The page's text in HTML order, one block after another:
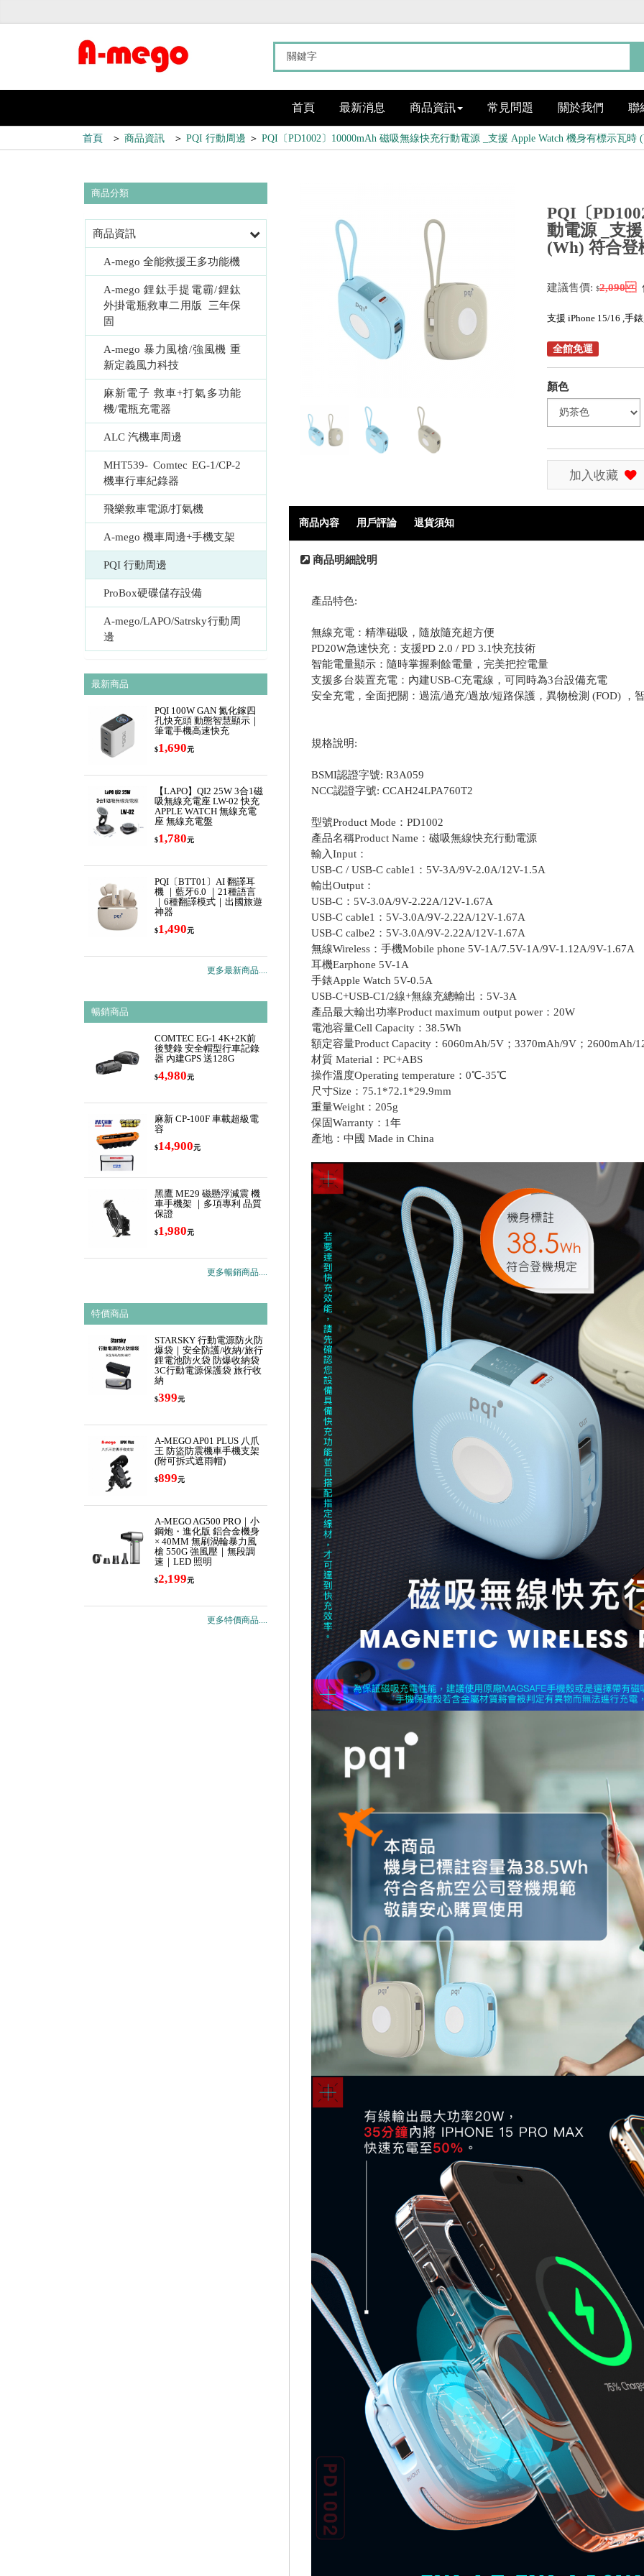
首頁 最新消息 商品資訊 常見問題 關於我們 聯
首頁 ＞ 商品資訊 ＞ PQI 行動周邊 ＞ PQI〔PD1002〕10000mAh 磁吸無線快充行動電源 _支援 Apple Watch 機身有標示瓦時
PQI〔
動電源 _支
(Wh) 符合登
建議售價: $2,090
支援 iPhone 15/16 ,手
全館免運
顏色
加入收藏
商品內容 用戶評論 退貨須知
商品明細說明
產品特色:
無線充電：精準磁吸，隨放隨充超方便
PD20W急速快充：支援PD 2.0 / PD 3.1快充技術
智能電量顯示：隨時掌握剩餘電量，完美把控電量
支援多台裝置充電：內建USB-C充電線，可同時為3台設備充電
安全充電，全面把關：過流/過充/過放/短路保護，異物檢測 (FOD) ，
規格說明:
BSMI認證字號: R3A059
NCC認證字號: CCAH24LPA760T2
型號Product Mode：PD1002
產品名稱Product Name：磁吸無線快充行動電源
輸入Input：
USB-C / USB-C cable1：5V-3A/9V-2.0A/12V-1.5A
輸出Output：
USB-C：5V-3.0A/9V-2.22A/12V-1.67A
USB-C cable1：5V-3.0A/9V-2.22A/12V-1.67A
USB-C calbe2：5V-3.0A/9V-2.22A/12V-1.67A
無線Wireless：手機Mobile phone 5V-1A/7.5V-1A/9V-1.12A/9V-1.67A
耳機Earphone 5V-1A
手錶Apple Watch 5V-0.5A
USB-C+USB-C1/2線+無線充總輸出：5V-3A
產品最大輸出功率Product maximum output power：20W
電池容量Cell Capacity：38.5Wh
額定容量Product Capacity：6060mAh/5V；3370mAh/9V；2600mAh/
材質 Material：PC+ABS
操作溫度Operating temperature：0℃-35℃
尺寸Size：75.1*72.1*29.9mm
重量Weight：205g
保固Warranty：1年
產地：中國 Made in China
商品分類
商品資訊
A-mego 全能救援王多功能機
A-mego 鋰鈦手提電霸/鋰鈦
外掛電瓶救車二用版  三年保
固
A-mego 暴力風槍/強風機 重
新定義風力科技
麻新電子 救車+打氣多功能
機/電瓶充電器
ALC 汽機車周邊
MHT539- Comtec EG-1/CP-2
機車行車紀錄器
飛樂救車電源/打氣機
A-mego 機車周邊+手機支架
PQI 行動周邊
ProBox硬碟儲存設備
A-mego/LAPO/Satrsky行動周
邊
最新商品
PQI 100W GAN 氮化鎵四
孔快充頭 動態智慧顯示｜
筆電手機高速快充
$1,690元
【LAPO】QI2 25W 3合1磁
吸無線充電座 LW-02 快充
APPLE WATCH 無線充電
座 無線充電盤
$1,780元
PQI〔BTT01〕AI 翻譯耳
機 ｜藍牙6.0 ｜21種語言
｜6種翻譯模式｜出國旅遊
神器
$1,490元
更多最新商品....
暢銷商品
COMTEC EG-1 4K+2K前
後雙錄 安全帽型行車記錄
器 內建GPS 送128G
$4,980元
麻新 CP-100F 車載超級電
容
$14,900元
黑鷹 ME29 磁懸浮減震 機
車手機架 ｜多項專利 品質
保證
$1,980元
更多暢銷商品....
特價商品
STARSKY 行動電源防火防
爆袋｜安全防護/收納/旅行
鋰電池防火袋 防爆收納袋
3C行動電源保護袋 旅行收
納
$399元
A-MEGO AP01 PLUS 八爪
王 防盜防震機車手機支架
(附可拆式遮雨帽)
$899元
A-MEGO AG500 PRO｜小
鋼炮・進化版 鋁合金機身
× 40MM 無刷渦輪暴力風
槍 550G 強風壓｜無段調
速｜LED 照明
$2,199元
更多特價商品....